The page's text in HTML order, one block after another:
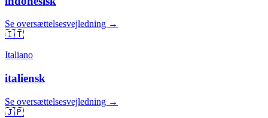
Se oversættelsesvejledning →
🇮🇹
Italiano
italiensk
Se oversættelsesvejledning →
🇯🇵